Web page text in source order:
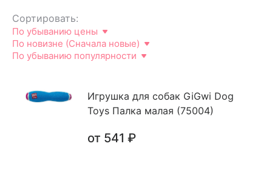
Cортировать:
По убыванию цены
По новизне (Сначала новые)
По убыванию популярности
Игрушка для собак GiGwi Dog
Toys Палка малая (75004)
от 541 ₽